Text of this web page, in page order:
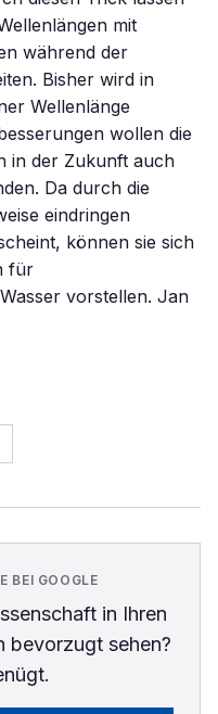
mit
während der
Bisher wird in
Wellenlänge
wollen die
in der Zukunft auch
Da durch die
eindringen
können sie sich
für
vorstellen. Jan
BEI GOOGLE
in Ihren
bevorzugt sehen?